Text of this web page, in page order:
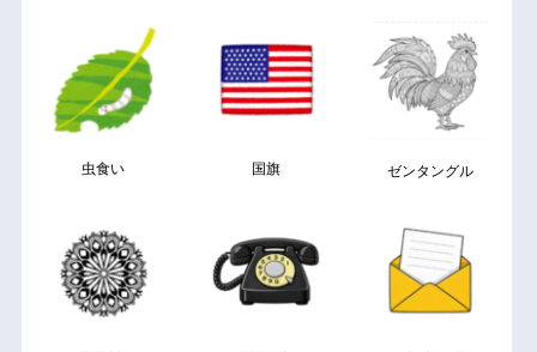
虫食い 国旗 ゼンタングル